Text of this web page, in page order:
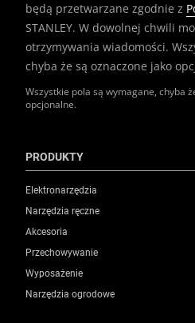
Wszystkie pola są wymagane, chyba
opcjonalne.
będą przetwarzane zgodnie z
STANLEY. W dowolnej chwili
otrzymywania wiadomości.
chyba że są oznaczone jako
PRODUKTY
Elektronarzędzia
Narzędzia ręczne
Akcesoria
Przechowywanie
Wyposażenie
Narzędzia ogrodowe